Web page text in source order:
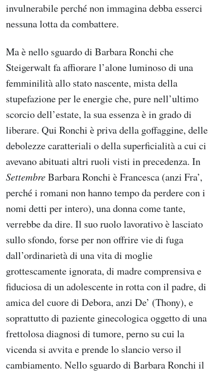
invulnerabile perché non immagina debba esserci
nessuna lotta da combattere.
Ma è nello sguardo di Barbara Ronchi che
Steigerwalt fa affiorare l’alone luminoso di una
femminilità allo stato nascente, mista della
stupefazione per le energie che, pure nell’ultimo
scorcio dell’estate, la sua essenza è in grado di
liberare. Qui Ronchi è priva della goffaggine, delle
debolezze caratteriali o della superficialità a cui ci
avevano abituati altri ruoli visti in precedenza. In
SettembreBarbara Ronchi è Francesca (anzi Fra’,
perché i romani non hanno tempo da perdere con i
nomi detti per intero), una donna come tante,
verrebbe da dire. Il suo ruolo lavorativo è lasciato
sullo sfondo, forse per non offrire vie di fuga
dall’ordinarietà di una vita di moglie
grottescamente ignorata, di madre comprensiva e
fiduciosa di un adolescente in rotta con il padre, di
amica del cuore di Debora, anzi De’ (Thony), e
soprattutto di paziente ginecologica oggetto di una
frettolosa diagnosi di tumore, perno su cui la
vicenda si avvita e prende lo slancio verso il
cambiamento. Nello sguardo di Barbara Ronchi il